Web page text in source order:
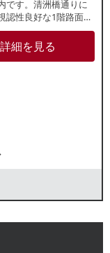
です。清洲橋通りに
認性良好な1階路面
スビルに近接してい
ジネスパーソンを中
客が期待できます。
詳細を見る